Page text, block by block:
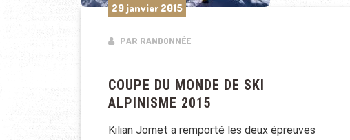
29 janvier 2015
PAR RANDONNÉE
COUPE DU MONDE DE SKI
ALPINISME 2015
Kilian Jornet a remporté les deux épreuves